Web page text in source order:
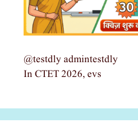
@testdly admintestdly
In CTET 2026, evs